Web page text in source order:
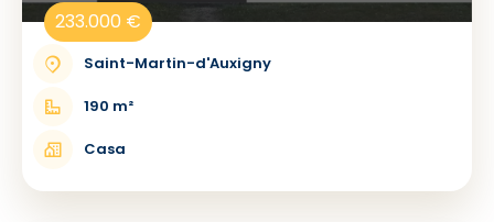
233.000 €
Saint-Martin-d'Auxigny
190 m²
Casa